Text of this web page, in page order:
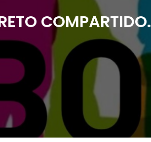
COMPARTIDO.